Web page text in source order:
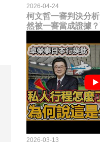
2026-04-24
柯文哲一審判決分
然被一審當成證據
2026-03-13